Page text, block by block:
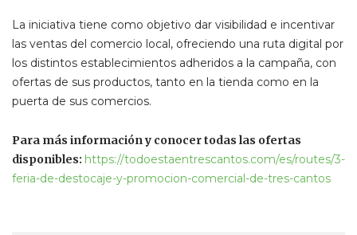
La iniciativa tiene como objetivo dar visibilidad e incentivar
las ventas del comercio local, ofreciendo una ruta digital por
los distintos establecimientos adheridos a la campaña, con
ofertas de sus productos, tanto en la tienda como en la
puerta de sus comercios.
Para más información y conocer todas las ofertas
disponibles: https://todoestaentrescantos.com/es/routes/3-
feria-de-destocaje-y-promocion-comercial-de-tres-cantos